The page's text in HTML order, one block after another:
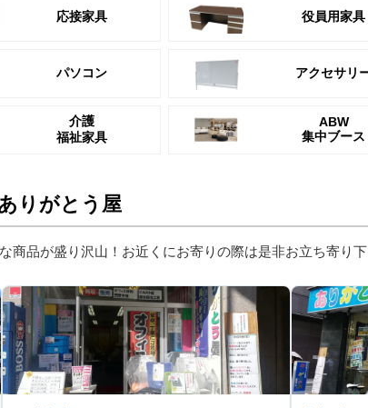
応接家具 役員用家具
パソコン アクセサリ
介護
福祉家具
ABW
集中ブース
りがとう屋
商品が盛り沢山！お近くにお寄りの際は是非お立ち寄り